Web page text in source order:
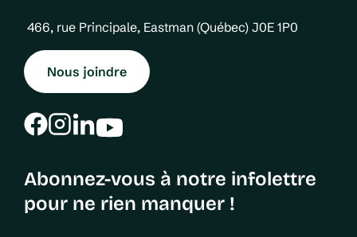
466, rue Principale, Eastman (Québec) J0E 1P0
Nous joindre
Abonnez-vous à notre infolettre
pour ne rien manquer !